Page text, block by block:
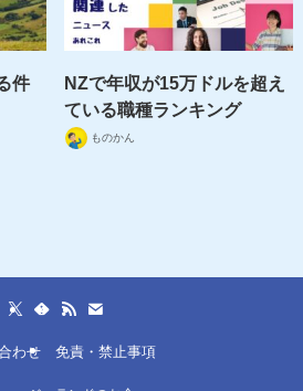
件
NZで年収が15万ドルを超え
ている職種ランキング
ものかん
わせ 免責・禁止事項